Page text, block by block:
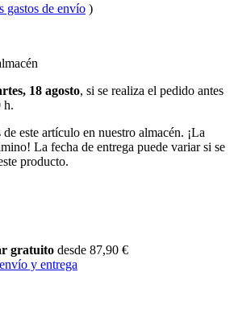
gastos de envío )
18 agosto, si se realiza el pedido antes
h.
este artículo en nuestro almacén. ¡La
La fecha de entrega puede variar si se
producto.
gratuito desde 87,90 €
y entrega